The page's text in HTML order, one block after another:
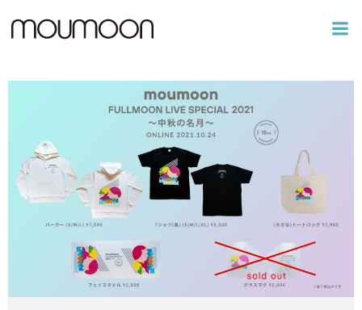
ツ
へ
ス
ッ
プ